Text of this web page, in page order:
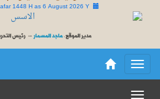
1448 H as6 August 2026 Y